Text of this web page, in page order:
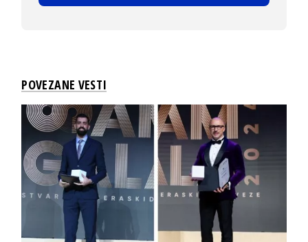
POVEZANE VESTI